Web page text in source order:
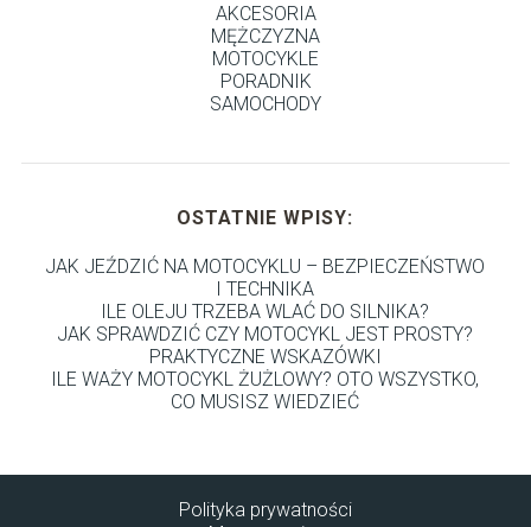
AKCESORIA
MĘŻCZYZNA
MOTOCYKLE
PORADNIK
SAMOCHODY
OSTATNIE WPISY:
JAK JEŹDZIĆ NA MOTOCYKLU – BEZPIECZEŃSTWO
I TECHNIKA
ILE OLEJU TRZEBA WLAĆ DO SILNIKA?
JAK SPRAWDZIĆ CZY MOTOCYKL JEST PROSTY?
PRAKTYCZNE WSKAZÓWKI
ILE WAŻY MOTOCYKL ŻUŻLOWY? OTO WSZYSTKO,
CO MUSISZ WIEDZIEĆ
Polityka prywatności